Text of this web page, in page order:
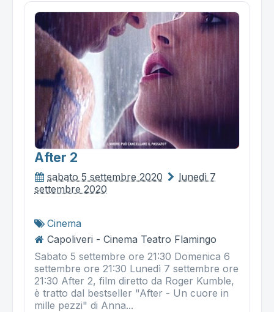
After 2
sabato 5 settembre 2020
lunedì 7
settembre 2020
Cinema
Capoliveri - Cinema Teatro Flamingo
Sabato 5 settembre ore 21:30 Domenica 6
settembre ore 21:30 Lunedì 7 settembre ore
21:30 After 2, film diretto da Roger Kumble,
è tratto dal bestseller "After - Un cuore in
mille pezzi" di Anna...